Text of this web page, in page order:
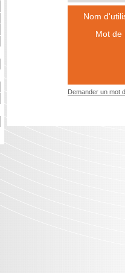
Nom
Mot de
Demander un mot